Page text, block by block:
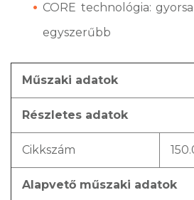
CORE technológia:
egyszerűbb
Műszaki adatok
Részletes adatok
Cikkszám
Alapvető műszaki adatok